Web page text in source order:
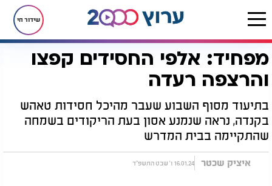
שידור חי
דף הבית רץ בוואטסאפ מפחיד: אלפי החסידים קפצו והרצפה רעדה
מפחיד: אלפי החסידים קפצו
והרצפה רעדה
בתיעוד מסוף השבוע שעבר מהיכל חסידות טאהש
בקנדה, נראה שנמנע אסון בעת הריקודים בשמחה
שהתקיימה בבית המדרש
איציק שכטר 16.01.24 ו' שבט התשפ"ד